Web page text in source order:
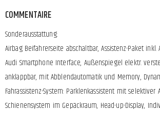
COMMENTAIRE
Sonderausstattung:
Airbag Beifahrerseite abschaltbar, Assistenz-Paket
Audi Smartphone Interface, Außenspiegel elektr.
anklappbar, mit Abblendautomatik und Memory,
Fahrassistenz-System: Parklenkassistent mit selektiver
Schienensystem im Gepäckraum, Head-up-Display,